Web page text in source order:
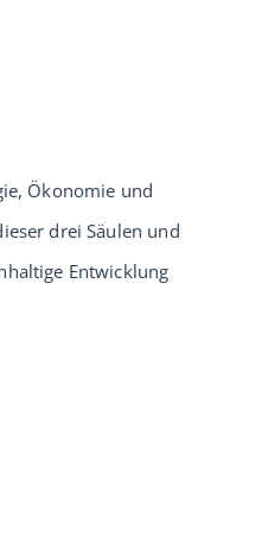
Ökonomie und
drei Säulen und
Entwicklung